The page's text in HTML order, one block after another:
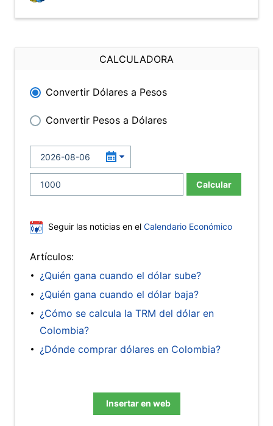
CALCULADORA
Convertir Dólares a Pesos
Convertir Pesos a Dólares
Calcular
Seguir las noticias en el Calendario Económico
Artículos:
¿Quién gana cuando el dólar sube?
¿Quién gana cuando el dólar baja?
¿Cómo se calcula la TRM del dólar en
Colombia?
¿Dónde comprar dólares en Colombia?
Insertar en web